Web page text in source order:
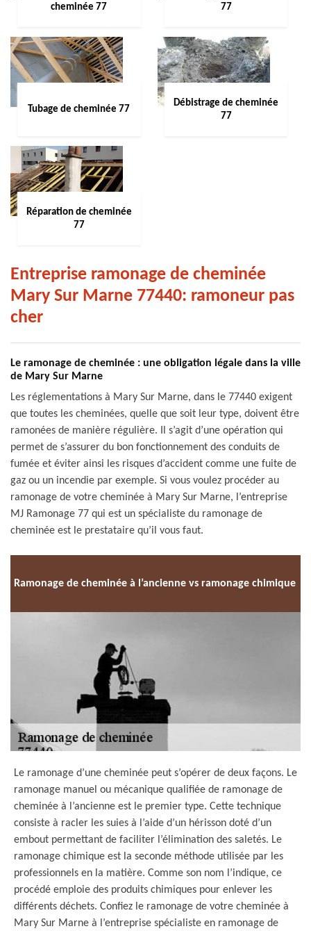
cheminée 77
77
Tubage de cheminée 77
Débistrage de cheminée
77
Réparation de cheminée
77
Entreprise ramonage de cheminée
Mary Sur Marne 77440: ramoneur pas
cher
Le ramonage de cheminée : une obligation légale dans la ville
de Mary Sur Marne
Les réglementations à Mary Sur Marne, dans le 77440 exigent
que toutes les cheminées, quelle que soit leur type, doivent être
ramonées de manière régulière. Il s’agit d’une opération qui
permet de s’assurer du bon fonctionnement des conduits de
fumée et éviter ainsi les risques d’accident comme une fuite de
gaz ou un incendie par exemple. Si vous voulez procéder au
ramonage de votre cheminée à Mary Sur Marne, l’entreprise
MJ Ramonage 77 qui est un spécialiste du ramonage de
cheminée est le prestataire qu’il vous faut.
Ramonage de cheminée à l’ancienne vs ramonage chimique
Le ramonage d’une cheminée peut s’opérer de deux façons. Le
ramonage manuel ou mécanique qualifiée de ramonage de
cheminée à l’ancienne est le premier type. Cette technique
consiste à racler les suies à l’aide d’un hérisson doté d’un
embout permettant de faciliter l’élimination des saletés. Le
ramonage chimique est la seconde méthode utilisée par les
professionnels en la matière. Comme son nom l’indique, ce
procédé emploie des produits chimiques pour enlever les
différents déchets. Confiez le ramonage de votre cheminée à
Mary Sur Marne à l’entreprise spécialiste en ramonage de